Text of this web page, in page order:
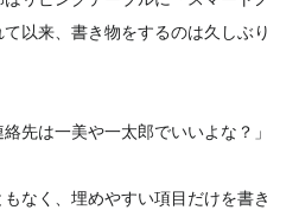
以来、書き物をするのは久しぶり
先は一美や一太郎でいいよな？」
なく、埋めやすい項目だけを書き